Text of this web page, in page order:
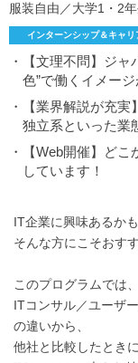
服装自由／大学1・2
インターンシップ＆キャリ
・【文理不問】ジ
色”で働くイメー
・【業界解説が充
独立系といった業
・【Web開催】ど
しています！
IT企業に興味あるか
そんな方にこそおす
このプログラムでは、
ITコンサル／ユーザ
の違いから、
他社と比較したとき